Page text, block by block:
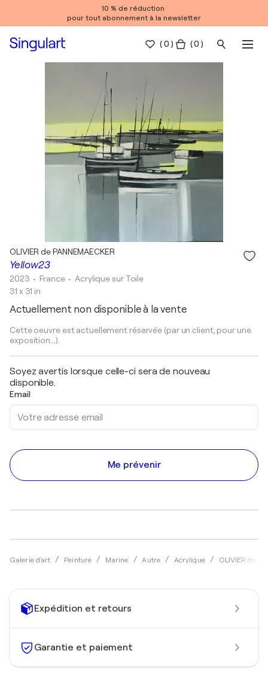
10 % de réduction
pour tout abonnement à la newsletter
(0 ) ( 0 )
Galerie d'art Peinture Marine Autre Acrylique OLIVIER de
Yellow23
OLIVIER de PANNEMAECKER
2023 • France •Acrylique sur Toile
31 x 31 in
Actuellement non disponible à la vente
Cette oeuvre est actuellement réservée (par un client, pour une
exposition...).
Soyez avertis lorsque celle-ci sera de nouveau
disponible.
Email
Me prévenir
Expédition et retours
Garantie et paiement